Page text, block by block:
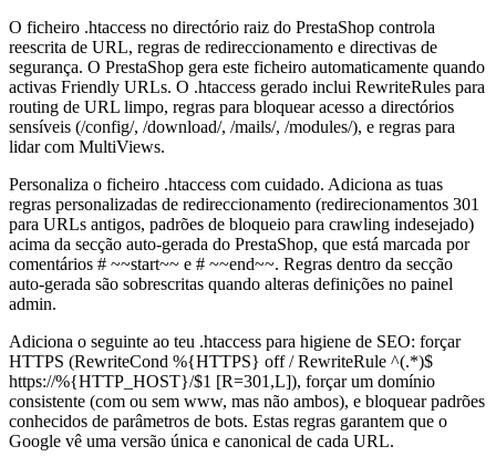
O ficheiro .htaccess no directório raiz do PrestaShop controla
reescrita de URL, regras de redireccionamento e directivas de
segurança. O PrestaShop gera este ficheiro automaticamente quando
activas Friendly URLs. O .htaccess gerado inclui RewriteRules para
routing de URL limpo, regras para bloquear acesso a directórios
sensíveis (/config/, /download/, /mails/, /modules/), e regras para
lidar com MultiViews.
Personaliza o ficheiro .htaccess com cuidado. Adiciona as tuas
regras personalizadas de redireccionamento (redirecionamentos 301
para URLs antigos, padrões de bloqueio para crawling indesejado)
acima da secção auto-gerada do PrestaShop, que está marcada por
comentários # ~~start~~ e # ~~end~~. Regras dentro da secção
auto-gerada são sobrescritas quando alteras definições no painel
admin.
Adiciona o seguinte ao teu .htaccess para higiene de SEO: forçar
HTTPS (RewriteCond %{HTTPS} off / RewriteRule ^(.*)$
https://%{HTTP_HOST}/$1 [R=301,L]), forçar um domínio
consistente (com ou sem www, mas não ambos), e bloquear padrões
conhecidos de parâmetros de bots. Estas regras garantem que o
Google vê uma versão única e canonical de cada URL.